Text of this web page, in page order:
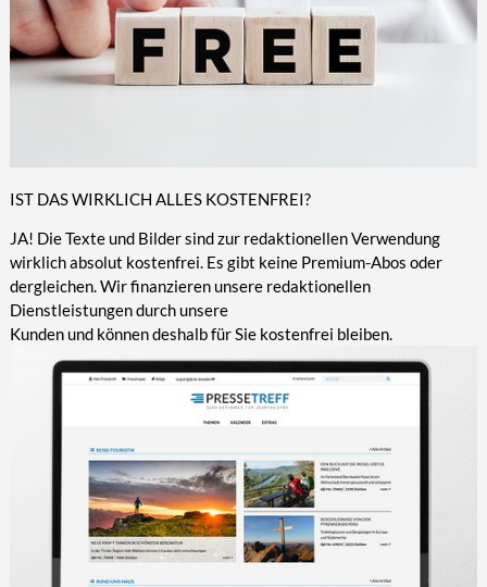
IST DAS WIRKLICH ALLES KOSTENFREI?
JA! Die Texte und Bilder sind zur redaktionellen Verwendung
wirklich absolut kostenfrei. Es gibt keine Premium-Abos oder
dergleichen. Wir finanzieren unsere redaktionellen
Dienstleistungen durch unsere
Kunden und können deshalb für Sie kostenfrei bleiben.